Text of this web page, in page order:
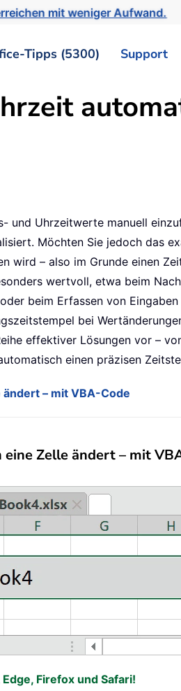
mit weniger Aufwand.
Tipps (5300) Support
Uhrzeitwerte manuell
Möchten Sie jedoch das
wird – also im Grunde einen
wertvoll, etwa beim
beim Erfassen von
bei
effektiver Lösungen vor –
einen präzisen
– mit VBA-Code
Zelle ändert – mit
Firefox und Safari!